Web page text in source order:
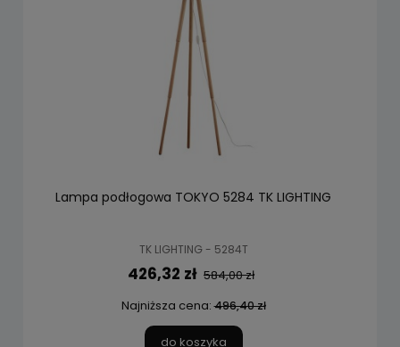
Lampa podłogowa TOKYO 5284 TK LIGHTING
TK LIGHTING - 5284T
426,32 zł 584,00 zł
Najniższa cena:496,40 zł
do koszyka